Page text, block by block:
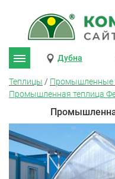
Дубна
Теплицы / Промышленные
Промышленная теплица